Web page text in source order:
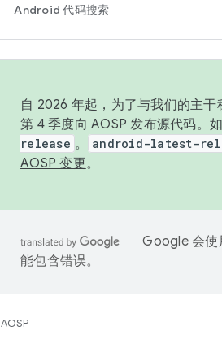
Android 代码搜索
自 2026 年起，为了与我们的主
第 4 季度向 AOSP 发布源代码。
release 。 android-latest-
AOSP 变更。
Google 会使
能包含错误。
AOSP